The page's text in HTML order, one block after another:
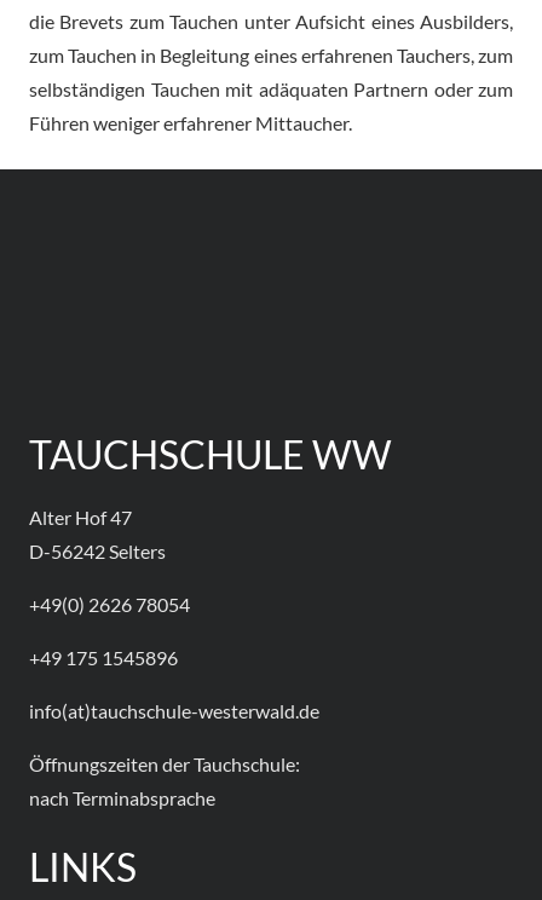
die Brevets zum Tauchen unter Aufsicht eines Ausbilders,
zum Tauchen in Begleitung eines erfahrenen Tauchers, zum
selbständigen Tauchen mit adäquaten Partnern oder zum
Führen weniger erfahrener Mittaucher.
TAUCHSCHULE WW
Alter Hof 47
D-56242 Selters
+49(0) 2626 78054
+49 175 1545896
info(at)tauchschule-westerwald.de
Öffnungszeiten der Tauchschule:
nach Terminabsprache
LINKS